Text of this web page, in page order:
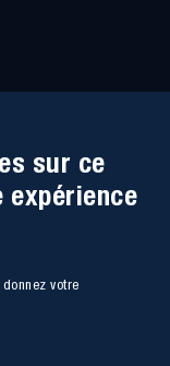
sur ce
votre